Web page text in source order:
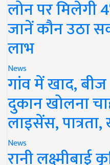
लोन पर मिलेगी
जानें कौन उठा
लाभ
News
गांव में खाद,
दुकान खोलना
लाइसेंस,
News
रानी लक्ष्मीबाई